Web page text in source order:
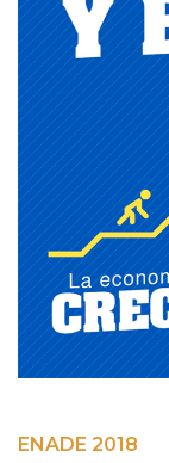
ENADE 2018